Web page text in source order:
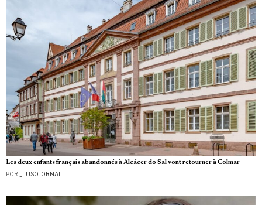
Les deux enfants français abandonnés à Alcácer do Sal vont retourner à Colmar
POR _LUSOJORNAL